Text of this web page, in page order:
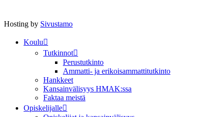
Hosting by Sivustamo
Koulu
Tutkinnot
Perustutkinto
Ammatti- ja erikoisammattitutkinto
Hankkeet
Kansainvälisyys HMAK:ssa
Faktaa meistä
Opiskelijalle